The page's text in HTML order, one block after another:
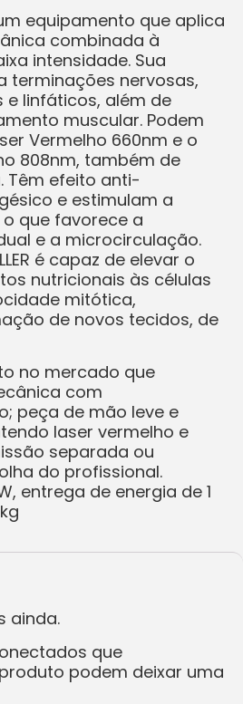
um equipamento que aplica
combinada à
intensidade. Sua
terminações nervosas,
e linfáticos, além de
muscular. Podem
Vermelho 660nm e o
808nm, também de
Têm efeito anti-
e estimulam a
o que favorece a
e a microcirculação.
é capaz de elevar o
nutricionais às células
mitótica,
de novos tecidos, de
no mercado que
com
peça de mão leve e
laser vermelho e
separada ou
do profissional.
entrega de energia de 1
ainda.
que
podem deixar uma